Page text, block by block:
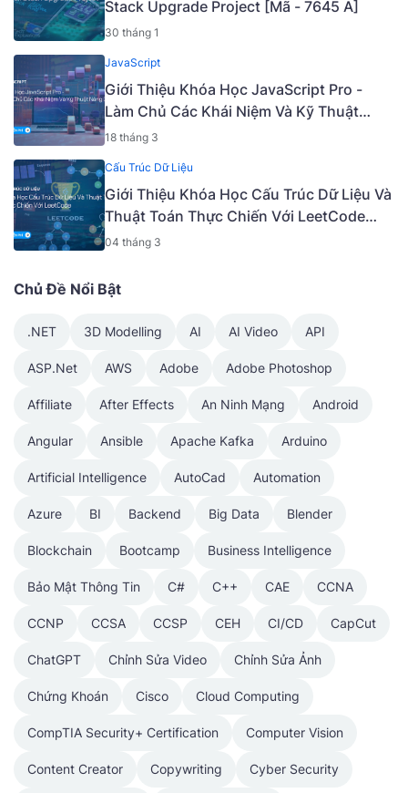
Stack Upgrade Project [Mã - 7645 A]
30 tháng 1
JavaScript
Giới Thiệu Khóa Học JavaScript Pro -
Làm Chủ Các Khái Niệm Và Kỹ Thuật
Nâng Cao [Mã - 6919 A]
18 tháng 3
Cấu Trúc Dữ Liệu
Giới Thiệu Khóa Học Cấu Trúc Dữ Liệu Và
Thuật Toán Thực Chiến Với LeetCode
[Tiếng Việt] [Mã - 9405 V]
04 tháng 3
Chủ Đề Nổi Bật
.NET 3D Modelling AI AI Video API
ASP.Net AWS Adobe Adobe Photoshop
Affiliate After Effects An Ninh Mạng Android
Angular Ansible Apache Kafka Arduino
Artificial Intelligence AutoCad Automation
Azure BI Backend Big Data Blender
Blockchain Bootcamp Business Intelligence
Bảo Mật Thông Tin C# C++ CAE CCNA
CCNP CCSA CCSP CEH CI/CD CapCut
ChatGPT Chỉnh Sửa Video Chỉnh Sửa Ảnh
Chứng Khoán Cisco Cloud Computing
CompTIA Security+ Certification Computer Vision
Content Creator Copywriting Cyber Security